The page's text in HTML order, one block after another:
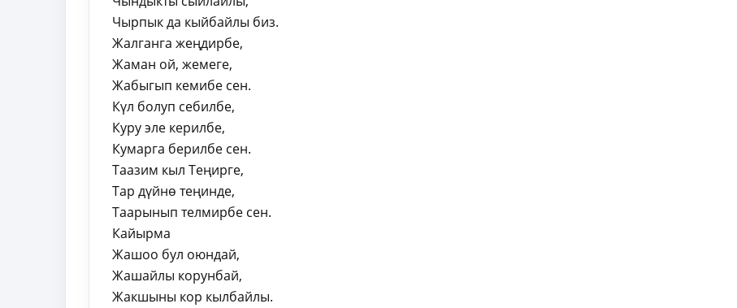
Чырпык да кыйбайлы биз.
Жалганга жеңдирбе,
Жаман ой, жемеге,
Жабыгып кемибе сен.
Күл болуп себилбе,
Куру эле керилбе,
Кумарга берилбе сен.
Таазим кыл Теңирге,
Тар дүйнө теңинде,
Таарынып телмирбе сен.
Кайырма
Жашоо бул оюндай,
Жашайлы корунбай,
Жакшыны кор кылбайлы.